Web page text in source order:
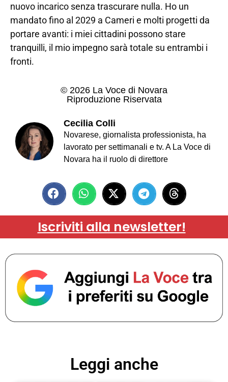
nuovo incarico senza trascurare nulla. Ho un
mandato fino al 2029 a Cameri e molti progetti da
portare avanti: i miei cittadini possono stare
tranquilli, il mio impegno sarà totale su entrambi i
fronti.
© 2026 La Voce di Novara
Riproduzione Riservata
Cecilia Colli
Novarese, giornalista professionista, ha
lavorato per settimanali e tv. A La Voce di
Novara ha il ruolo di direttore
Iscriviti alla newsletter!
Leggi anche